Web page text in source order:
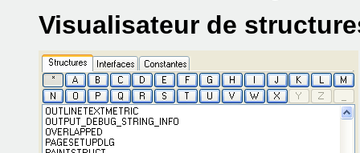
Visualisateur de